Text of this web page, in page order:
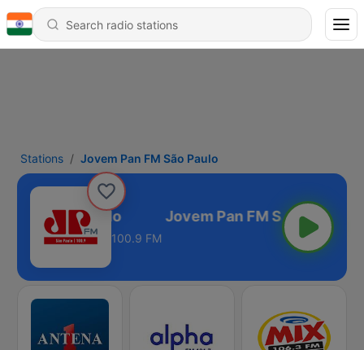
Stations Jovem Pan FM São Paulo
FM São Paulo
100.9 FM